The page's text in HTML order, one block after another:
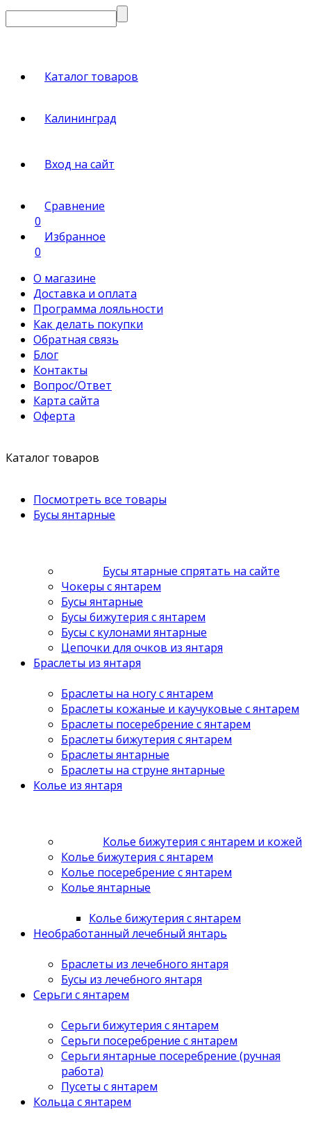
Каталог товаров
Калининград
Вход на сайт
Сравнение
0
Избранное
0
О магазине
Доставка и оплата
Программа лояльности
Как делать покупки
Обратная связь
Блог
Контакты
Вопрос/Ответ
Карта сайта
Оферта
Каталог товаров
Посмотреть все товары
Бусы янтарные
Бусы ятарные спрятать на сайте
Чокеры с янтарем
Бусы янтарные
Бусы бижутерия с янтарем
Бусы с кулонами янтарные
Цепочки для очков из янтаря
Браслеты из янтаря
Браслеты на ногу с янтарем
Браслеты кожаные и каучуковые с янтарем
Браслеты посеребрение с янтарем
Браслеты бижутерия с янтарем
Браслеты янтарные
Браслеты на струне янтарные
Колье из янтаря
Колье бижутерия с янтарем и кожей
Колье бижутерия с янтарем
Колье посеребрение с янтарем
Колье янтарные
Колье бижутерия с янтарем
Необработанный лечебный янтарь
Браслеты из лечебного янтаря
Бусы из лечебного янтаря
Серьги с янтарем
Серьги бижутерия с янтарем
Серьги посеребрение с янтарем
Серьги янтарные посеребрение (ручная
работа)
Пусеты с янтарем
Кольца с янтарем